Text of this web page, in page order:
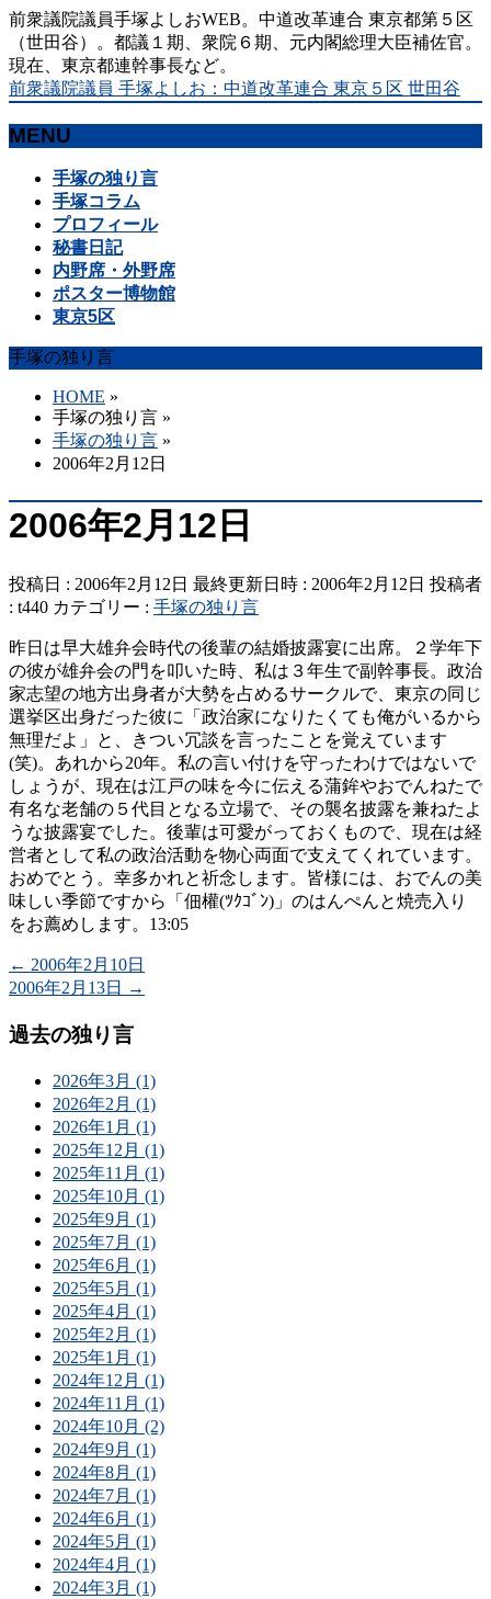
前衆議院議員手塚よしおWEB。中道改革連合 東京都第５区
（世田谷）。都議１期、衆院６期、元内閣総理大臣補佐官。
現在、東京都連幹事長など。
前衆議院議員 手塚よしお：中道改革連合 東京５区 世田谷
MENU
手塚の独り言
手塚コラム
プロフィール
秘書日記
内野席・外野席
ポスター博物館
東京5区
手塚の独り言
HOME »
手塚の独り言 »
手塚の独り言 »
2006年2月12日
2006年2月12日
投稿日 : 2006年2月12日 最終更新日時 : 2006年2月12日 投稿者
: t440 カテゴリー : 手塚の独り言
昨日は早大雄弁会時代の後輩の結婚披露宴に出席。２学年下
の彼が雄弁会の門を叩いた時、私は３年生で副幹事長。政治
家志望の地方出身者が大勢を占めるサークルで、東京の同じ
選挙区出身だった彼に「政治家になりたくても俺がいるから
無理だよ」と、きつい冗談を言ったことを覚えています
(笑)。あれから20年。私の言い付けを守ったわけではないで
しょうが、現在は江戸の味を今に伝える蒲鉾やおでんねたで
有名な老舗の５代目となる立場で、その襲名披露を兼ねたよ
うな披露宴でした。後輩は可愛がっておくもので、現在は経
営者として私の政治活動を物心両面で支えてくれています。
おめでとう。幸多かれと祈念します。皆様には、おでんの美
味しい季節ですから「佃權(ﾂｸｺﾞﾝ)」のはんぺんと焼売入り
をお薦めします。13:05
← 2006年2月10日
2006年2月13日
→
過去の独り言
2026年3月 (1)
2026年2月 (1)
2026年1月 (1)
2025年12月 (1)
2025年11月 (1)
2025年10月 (1)
2025年9月 (1)
2025年7月 (1)
2025年6月 (1)
2025年5月 (1)
2025年4月 (1)
2025年2月 (1)
2025年1月 (1)
2024年12月 (1)
2024年11月 (1)
2024年10月 (2)
2024年9月 (1)
2024年8月 (1)
2024年7月 (1)
2024年6月 (1)
2024年5月 (1)
2024年4月 (1)
2024年3月 (1)